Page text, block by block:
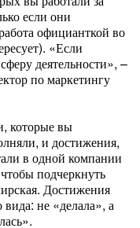
если они
официанткой во
«Если
деятельности», –
по маркетингу
которые вы
и достижения,
в одной компании
подчеркнуть
Достижения
не «делала», а